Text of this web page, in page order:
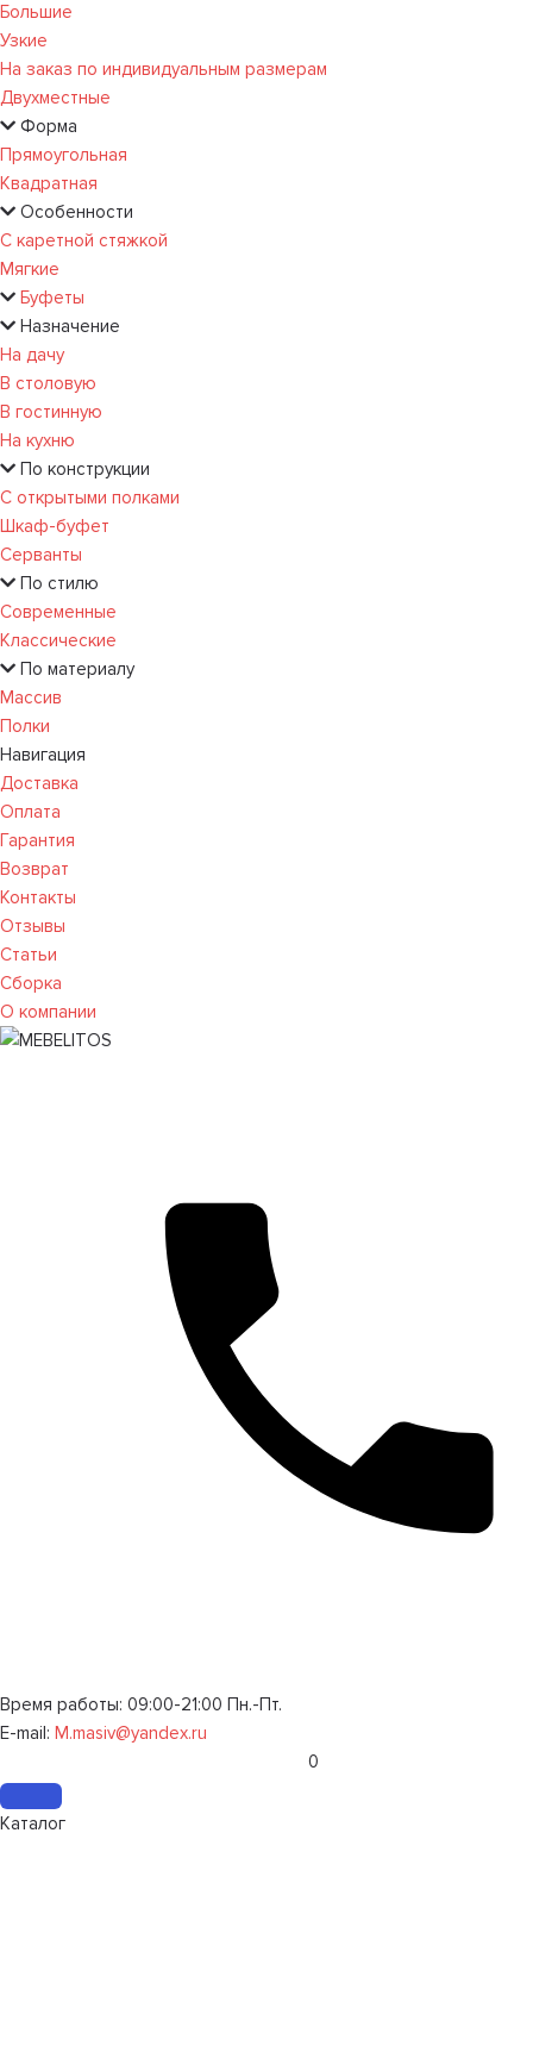
Большие
Узкие
На заказ по индивидуальным размерам
Двухместные
Форма
Прямоугольная
Квадратная
Особенности
С каретной стяжкой
Мягкие
Буфеты
Назначение
На дачу
В столовую
В гостинную
На кухню
По конструкции
С открытыми полками
Шкаф-буфет
Серванты
По стилю
Современные
Классические
По материалу
Массив
Полки
Навигация
Доставка
Оплата
Гарантия
Возврат
Контакты
Отзывы
Статьи
Сборка
О компании
Время работы: 09:00-21:00 Пн.-Пт.
E-mail: M.masiv@yandex.ru
0
Каталог